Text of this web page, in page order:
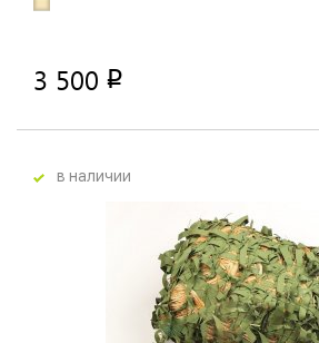
3 500 p
в наличии